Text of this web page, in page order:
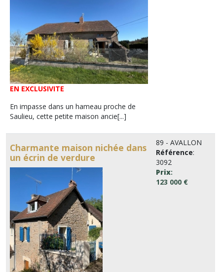
EN EXCLUSIVITE
En impasse dans un hameau proche de
Saulieu, cette petite maison ancie[...]
Charmante maison nichée dans
un écrin de verdure
89 - AVALLON
Référence:
3092
Prix:
123 000 €